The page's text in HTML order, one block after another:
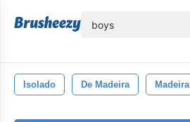
Isolado De Madeira Madeira